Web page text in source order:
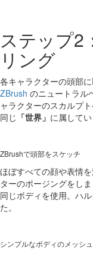
ステップ2
リング
各キャラクターの頭部
ZBrush のニュートラル
ャラクターのスカルプ
同じ 「世界」 に属してい
ZBrushで頭部をスケッチ
ほぼすべての顔や表情
ターのポージングをし
同じボディを使用。ハ
た。
シンプルなボディのメッシ